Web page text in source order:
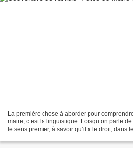
La première chose à aborder pour
maire, c’est la linguistique. Lorsqu’on parle
le sens premier, à savoir qu’il a le droit, dans